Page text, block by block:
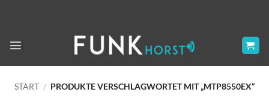
START / PRODUKTE VERSCHLAGWORTET MIT „MTP8550EX“